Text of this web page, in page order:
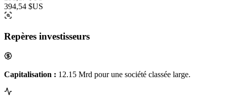
394,54 $US
Repères investisseurs
Capitalisation : 12.15 Mrd pour une société classée large.